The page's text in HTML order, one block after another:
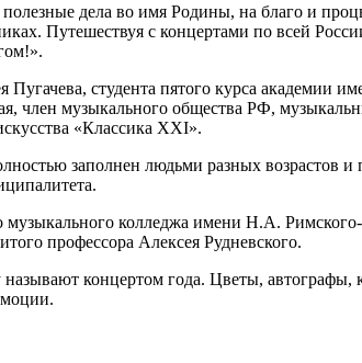
дела во имя Родины, на благо и
Путешествуя с концертами по всей
студента пятого курса академии
член музыкального общества РФ,
«Классика ХХI».
заполнен людьми разных
колледжа имени Н.А.
профессора Алексея Рудневского.
концертом года. Цветы,